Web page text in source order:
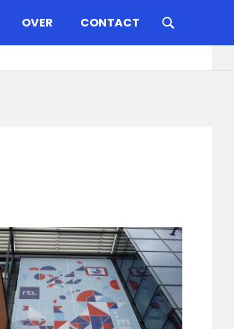
OVER CONTACT